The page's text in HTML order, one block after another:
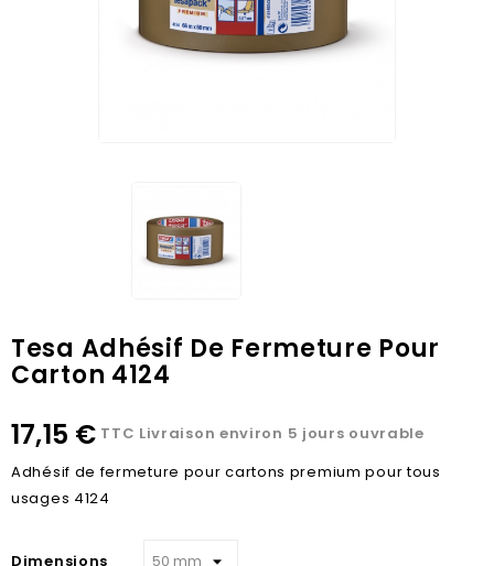
Tesa Adhésif De Fermeture Pour
Carton 4124
17,15 € TTC Livraison environ 5 jours ouvrable
Adhésif de fermeture pour cartons premium pour tous
usages 4124
Dimensions